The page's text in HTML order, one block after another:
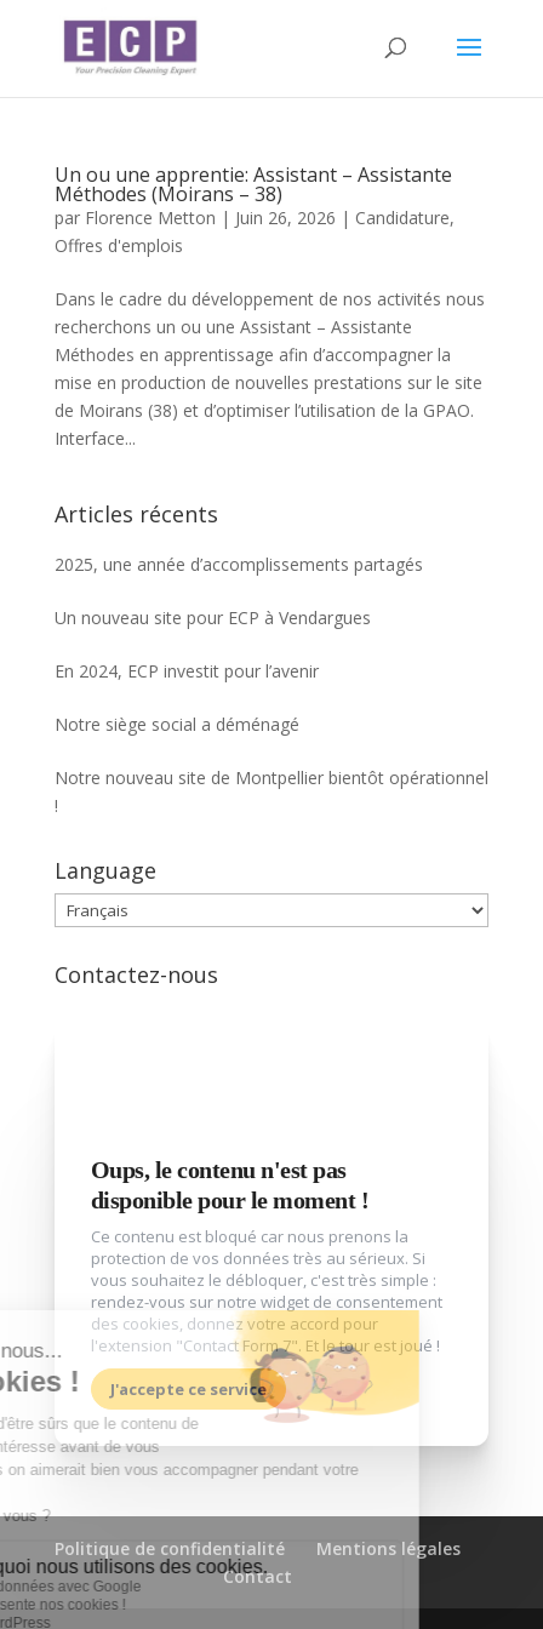
Un ou une apprentie: Assistant – Assistante
Méthodes (Moirans – 38)
par Florence Metton | Juin 26, 2026 | Candidature,
Offres d'emplois
Dans le cadre du développement de nos activités nous
recherchons un ou une Assistant – Assistante
Méthodes en apprentissage afin d’accompagner la
mise en production de nouvelles prestations sur le site
de Moirans (38) et d’optimiser l’utilisation de la GPAO.
Interface...
Articles récents
2025, une année d’accomplissements partagés
Un nouveau site pour ECP à Vendargues
En 2024, ECP investit pour l’avenir
Notre siège social a déménagé
Notre nouveau site de Montpellier bientôt opérationnel
!
Language
Language
Contactez-nous
Oups, le contenu n'est pas
disponible pour le moment !
Ce contenu est bloqué car nous prenons la
protection de vos données très au sérieux. Si
vous souhaitez le débloquer, c'est très simple :
rendez-vous sur notre widget de consentement
des cookies, donnez votre accord pour
l'extension "Contact Form 7". Et le tour est joué !
J'accepte ce service
Politique de confidentialité
Mentions légales
Contact